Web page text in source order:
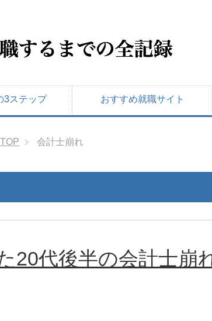
3ステップ おすすめ就職サイト
TOP 会計士崩れ
20代後半の会計士崩